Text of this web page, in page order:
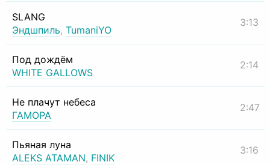
SLANG
Эндшпиль, TumaniYO
3:13
Под дождём
WHITE GALLOWS
2:14
Не плачут небеса
ГАМОРА
2:47
Пьяная луна
ALEKS ATAMAN, FINIK
3:16